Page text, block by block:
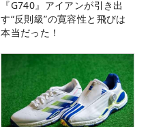
『G740』アイアンが引き出
す“反則級”の寛容性と飛びは
本当だった！